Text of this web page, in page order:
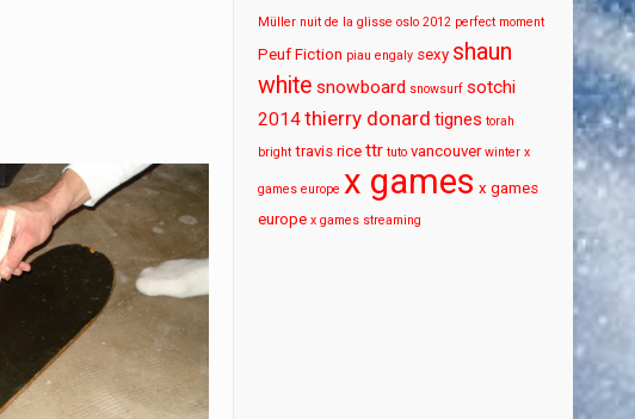
Müller nuit de la glisse oslo 2012 perfect moment
Peuf Fiction piau engaly sexy shaun
white snowboard snowsurf sotchi
2014thierry donard tignes torah
bright travis rice ttr tuto vancouver winter x
games europe x games x games
europe x games streaming